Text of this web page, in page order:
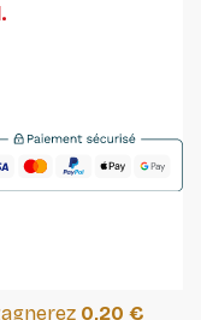
0,20 €